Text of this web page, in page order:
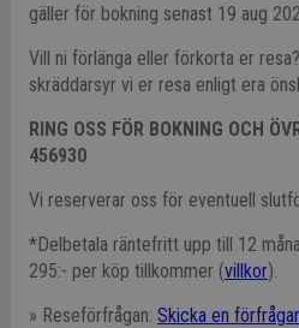
gäller för bokning senast 19 aug
Vill ni förlänga eller förkorta er
skräddarsyr vi er resa enligt era
RING OSS FÖR BOKNING OCH
456930
Vi reserverar oss för eventuell
*Delbetala räntefritt upp till 12
295:- per köp tillkommer (villkor).
» Reseförfrågan: Skicka en